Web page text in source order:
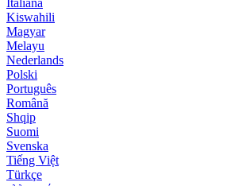
Kiswahili
Magyar
Melayu
Nederlands
Polski
Português
Română
Shqip
Suomi
Svenska
Tiếng Việt
Türkçe